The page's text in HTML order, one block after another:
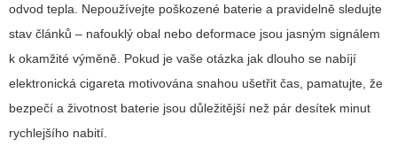
odvod tepla. Nepoužívejte poškozené baterie a pravidelně sledujte
stav článků – nafouklý obal nebo deformace jsou jasným signálem
k okamžité výměně. Pokud je vaše otázka jak dlouho se nabíjí
elektronická cigareta motivována snahou ušetřit čas, pamatujte, že
bezpečí a životnost baterie jsou důležitější než pár desítek minut
rychlejšího nabití.